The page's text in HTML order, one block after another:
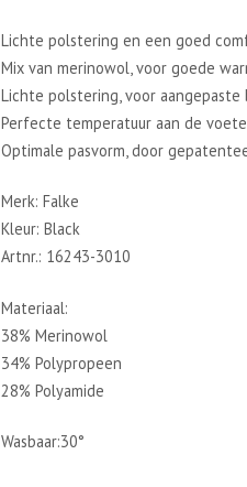
Lichte polstering en een goed
Mix van merinowol, voor goede
Lichte polstering, voor
Perfecte temperatuur aan de
Optimale pasvorm, door
Merk: Falke
Kleur: Black
Artnr.: 16243-3010
Materiaal:
38% Merinowol
34% Polypropeen
28% Polyamide
Wasbaar:30°